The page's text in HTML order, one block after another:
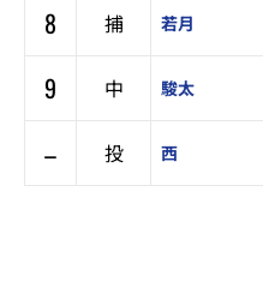
8
捕 若月
9
中 駿太
–
投 西